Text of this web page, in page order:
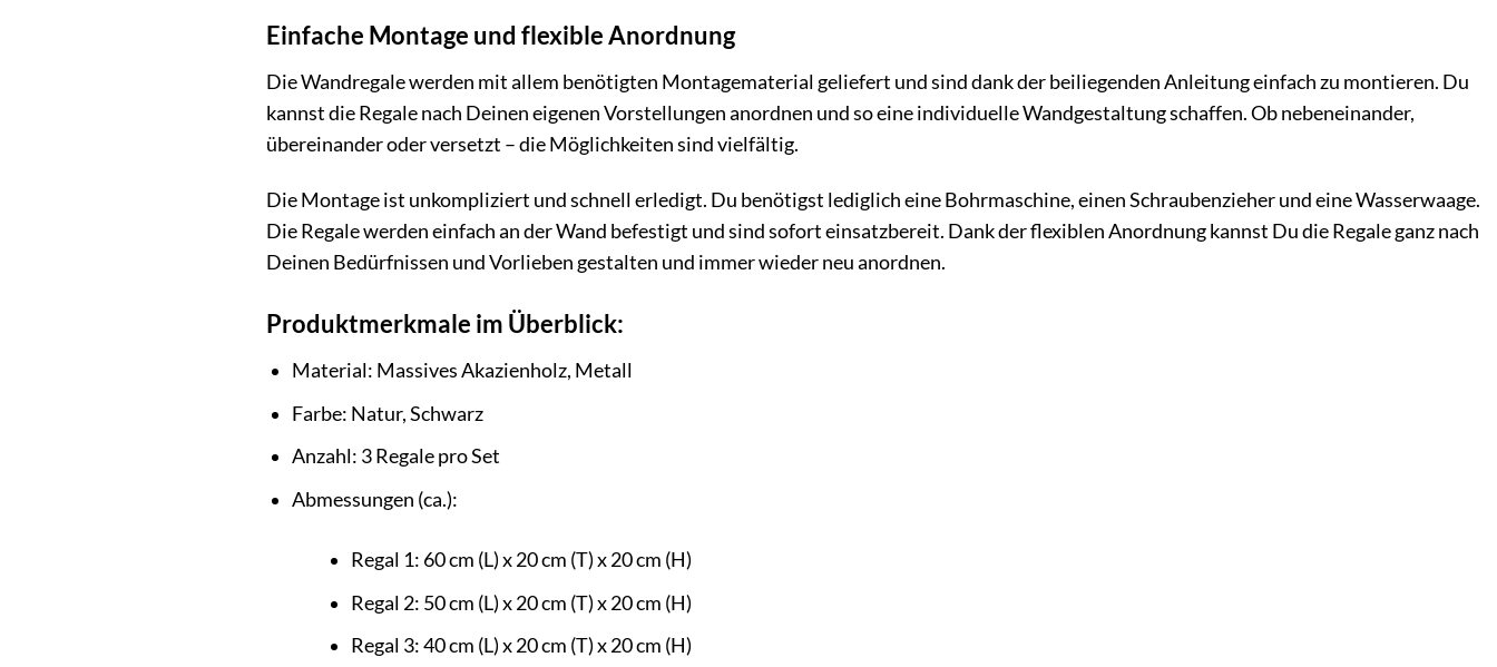
Einfache Montage und flexible Anordnung
Die Wandregale werden mit allem benötigten Montagematerial geliefert und sind dank der beiliegenden Anleitung einfach zu montieren. Du
kannst die Regale nach Deinen eigenen Vorstellungen anordnen und so eine individuelle Wandgestaltung schaffen. Ob nebeneinander,
übereinander oder versetzt – die Möglichkeiten sind vielfältig.
Die Montage ist unkompliziert und schnell erledigt. Du benötigst lediglich eine Bohrmaschine, einen Schraubenzieher und eine Wasserwaage.
Die Regale werden einfach an der Wand befestigt und sind sofort einsatzbereit. Dank der flexiblen Anordnung kannst Du die Regale ganz nach
Deinen Bedürfnissen und Vorlieben gestalten und immer wieder neu anordnen.
Produktmerkmale im Überblick:
Material: Massives Akazienholz, Metall
Farbe: Natur, Schwarz
Anzahl: 3 Regale pro Set
Abmessungen (ca.):
Regal 1: 60 cm (L) x 20 cm (T) x 20 cm (H)
Regal 2: 50 cm (L) x 20 cm (T) x 20 cm (H)
Regal 3: 40 cm (L) x 20 cm (T) x 20 cm (H)